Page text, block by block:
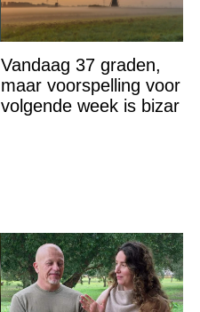
Vandaag 37 graden,
maar voorspelling voor
volgende week is bizar